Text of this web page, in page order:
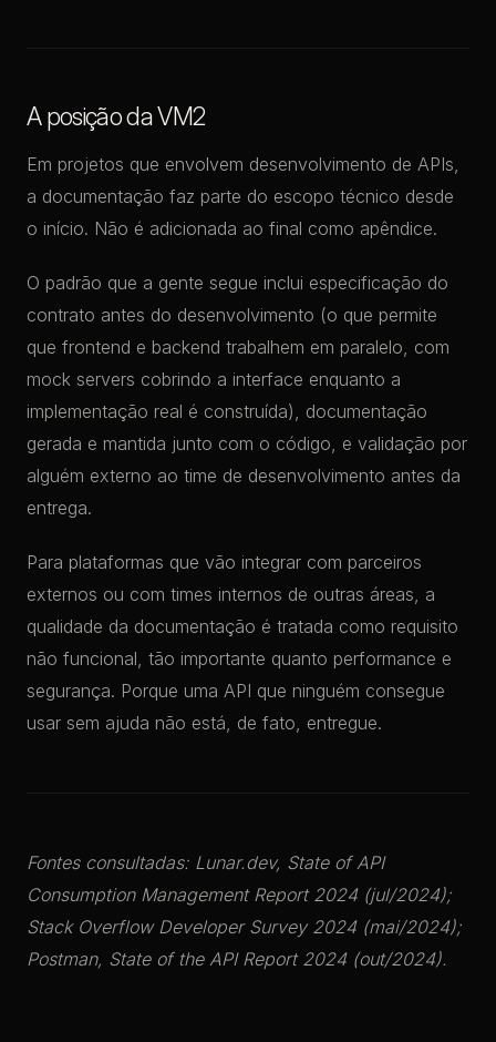
A posição da VM2
Em projetos que envolvem desenvolvimento de APIs,
a documentação faz parte do escopo técnico desde
o início. Não é adicionada ao final como apêndice.
O padrão que a gente segue inclui especificação do
contrato antes do desenvolvimento (o que permite
que frontend e backend trabalhem em paralelo, com
mock servers cobrindo a interface enquanto a
implementação real é construída), documentação
gerada e mantida junto com o código, e validação por
alguém externo ao time de desenvolvimento antes da
entrega.
Para plataformas que vão integrar com parceiros
externos ou com times internos de outras áreas, a
qualidade da documentação é tratada como requisito
não funcional, tão importante quanto performance e
segurança. Porque uma API que ninguém consegue
usar sem ajuda não está, de fato, entregue.
Fontes consultadas: Lunar.dev, State of API
Consumption Management Report 2024 (jul/2024);
Stack Overflow Developer Survey 2024 (mai/2024);
Postman, State of the API Report 2024 (out/2024).